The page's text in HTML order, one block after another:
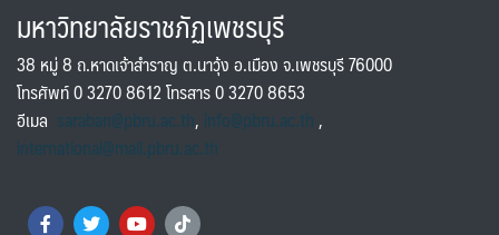
มหาวิทยาลัยราชภัฏเพชรบุรี
38 หมู่ 8 ถ.หาดเจ้าสำราญ ต.นาวุ้ง อ.เมือง จ.เพชรบุรี 76000
โทรศัพท์ 0 3270 8612 โทรสาร 0 3270 8653
อีเมล saraban@pbru.ac.th, info@pbru.ac.th,
international@mail.pbru.ac.th